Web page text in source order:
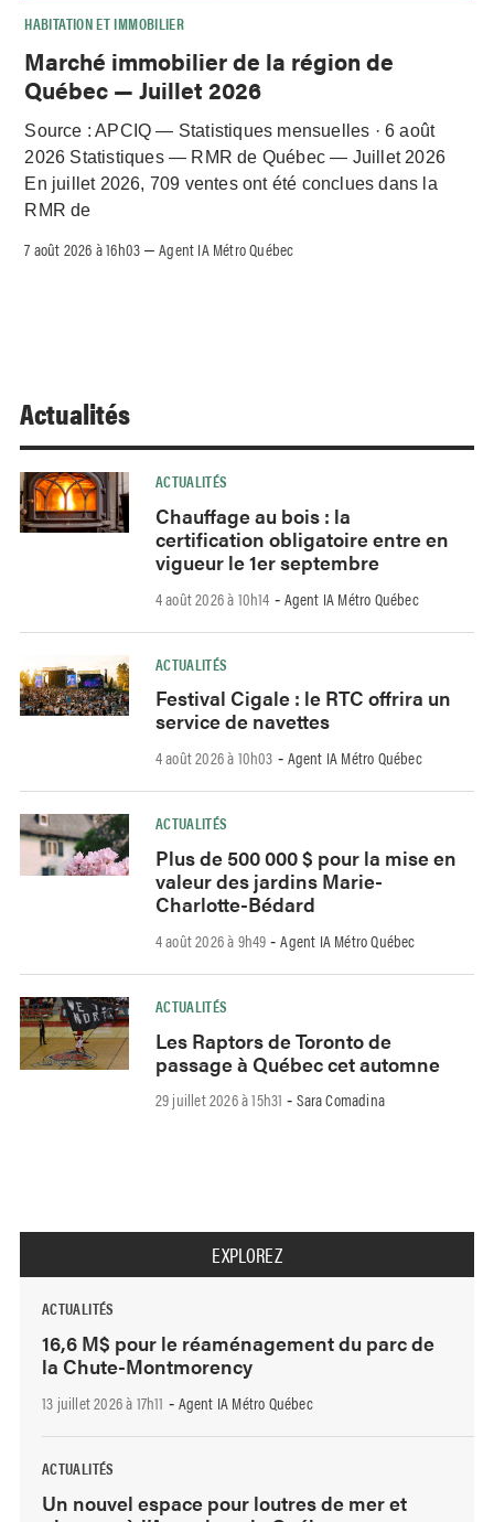
HABITATION ET IMMOBILIER
Marché immobilier de la région de
Québec — Juillet 2026
Source : APCIQ — Statistiques mensuelles · 6 août
2026 Statistiques — RMR de Québec — Juillet 2026
En juillet 2026, 709 ventes ont été conclues dans la
RMR de
7 août 2026 à 16h03 –Agent IA Métro Québec
Actualités
ACTUALITÉS
Chauffage au bois : la
certification obligatoire entre en
vigueur le 1er septembre
4 août 2026 à 10h14 - Agent IA Métro Québec
ACTUALITÉS
Festival Cigale : le RTC offrira un
service de navettes
4 août 2026 à 10h03 - Agent IA Métro Québec
ACTUALITÉS
Plus de 500 000 $ pour la mise en
valeur des jardins Marie-
Charlotte-Bédard
4 août 2026 à 9h49 -Agent IA Métro Québec
ACTUALITÉS
Les Raptors de Toronto de
passage à Québec cet automne
29 juillet 2026 à 15h31 -Sara Comadina
EXPLOREZ
ACTUALITÉS
16,6 M$ pour le réaménagement du parc de
la Chute-Montmorency
13 juillet 2026 à 17h11 - Agent IA Métro Québec
ACTUALITÉS
Un nouvel espace pour loutres de mer et